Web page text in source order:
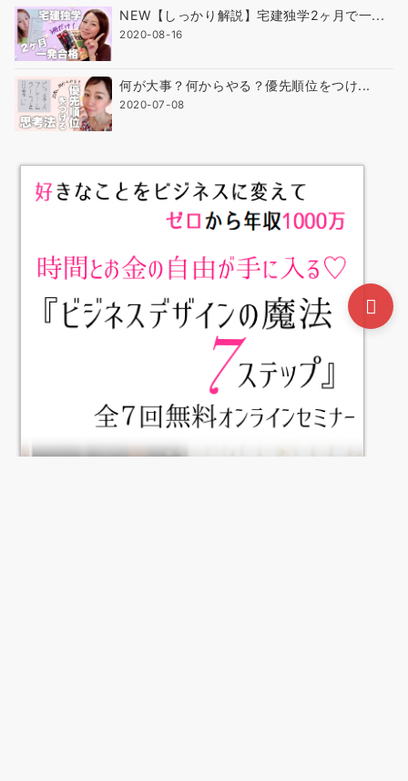
NEW【しっかり解説】宅建独学2ヶ月で一...
2020-08-16
何が大事？何からやる？優先順位をつけ...
2020-07-08